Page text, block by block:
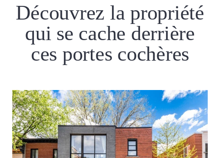
Découvrez la propriété
qui se cache derrière
ces portes cochères